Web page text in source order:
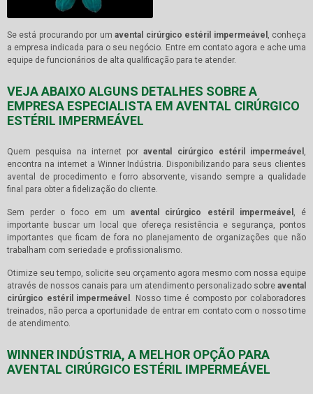
Se está procurando por umavental cirúrgico estéril impermeável
, conheça
a empresa indicada para o seu negócio. Entre em contato agora e ache uma
equipe de funcionários de alta qualificação para te atender.
VEJA ABAIXO ALGUNS DETALHES SOBRE A
EMPRESA ESPECIALISTA EM AVENTAL CIRÚRGICO
ESTÉRIL IMPERMEÁVEL
Quem pesquisa na internet poravental cirúrgico estéril impermeável
encontra na internet a Winner Indústria. Disponibilizando para seus clientes
avental de procedimento e forro absorvente, visando sempre a qualidade
final para obter a fidelização do cliente.
Sem perder o foco em umavental cirúrgico estéril impermeável
, é
importante buscar um local que ofereça resistência e segurança, pontos
importantes que ficam de fora no planejamento de organizações que não
trabalham com seriedade e profissionalismo.
Otimize seu tempo, solicite seu orçamento agora mesmo com nossa equipe
através de nossos canais para um atendimento personalizado sobre avental
cirúrgico estéril impermeável
. Nosso time é composto por colaboradores
treinados, não perca a oportunidade de entrar em contato com o nosso time
de atendimento.
WINNER INDÚSTRIA, A MELHOR OPÇÃO PARA
AVENTAL CIRÚRGICO ESTÉRIL IMPERMEÁVEL